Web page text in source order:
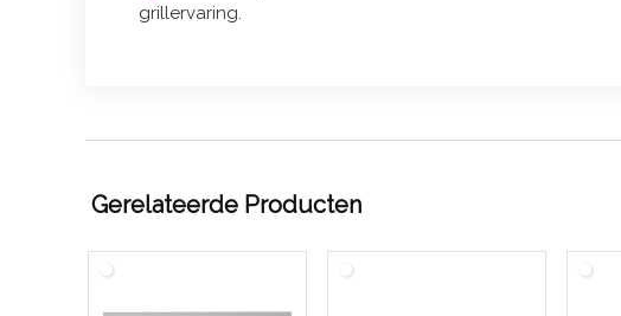
grillervaring.
Gerelateerde Producten